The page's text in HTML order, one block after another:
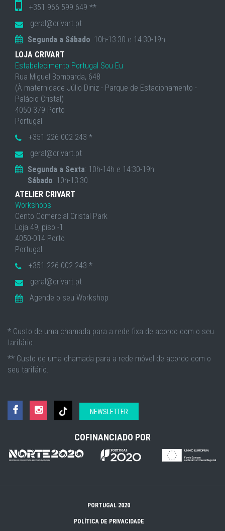
+351 966 599 649 **
geral@crivart.pt
Segunda a Sábado: 10h-13:30 e 14:30-19h
LOJA CRIVART
Estabelecimento Portugal Sou Eu
Rua Miguel Bombarda, 648
(À maternidade Júlio Diniz - Parque de Estacionamento -
Palácio Cristal)
4050-379 Porto
Portugal
+351 226 002 243 *
geral@crivart.pt
Segunda a Sexta: 10h-14h e 14:30-19h
Sábado: 10h-13:30
ATELIER CRIVART
Workshops
Cento Comercial Cristal Park
Loja 49, piso -1
4050-014 Porto
Portugal
+351 226 002 243 *
geral@crivart.pt
Agende o seu Workshop
* Custo de uma chamada para a rede fixa de acordo com o seu
tarifário.
** Custo de uma chamada para a rede móvel de acordo com o
seu tarifário.
NEWSLETTER
COFINANCIADO POR
PORTUGAL 2020
POLÍTICA DE PRIVACIDADE